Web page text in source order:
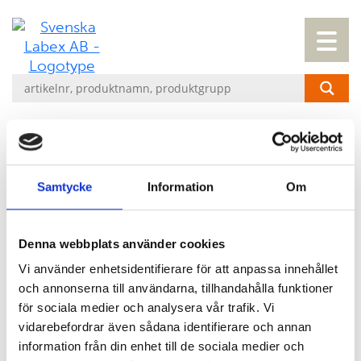
Samtycke Information Om
Denna webbplats använder cookies
Vi använder enhetsidentifierare för att anpassa innehållet
och annonserna till användarna, tillhandahålla funktioner
för sociala medier och analysera vår trafik. Vi
vidarebefordrar även sådana identifierare och annan
information från din enhet till de sociala medier och
NY VD
planerats under en lång tid och kommer
nu att genomföras. Från och med den 22
juni kommer Richard Lundin att anta en
ny roll som Senior Advisor i specifika
strategiska projekt och affärsutveckling.
Richard Lundin väljs även in som